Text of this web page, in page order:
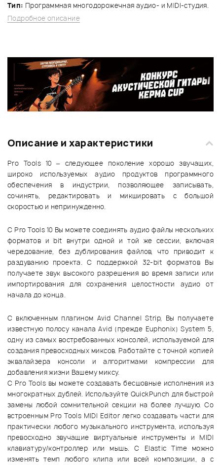
Тип: Программная многодорожечная аудио- и MIDI-студия.
Подробное описание
Описание и характеристики
Pro Tools 10 – следующее поколение хорошо звучащих,
широко используемых аудио продуктов программного
обеспечения в индустрии, позволяющее записывать,
сочинять, редактировать и микшировать с большой
скоростью и непринужденно.
С Pro Tools 10 Вы можете соединять аудио файлы нескольких
форматов и bit внутри одной и той же сессии, включая
чередование, без дублирования файлов, что приводит к
раздуванию проекта. С поддержкой 32-bit форматов Вы
получаете звук высокого разрешения во время записи или
импортирования для сохранения целостности аудио от
начала до конца.
С включенным плагином Avid Channel Strip, Вы получаете
известную полосу канала Avid (прежде Euphonix) System 5,
одну из самых востребованных консолей, используемой для
создания превосходных миксов. Работайте с точной копией
эквалайзера консоли и алгоритмами компрессии для
добавления жизни Вашему миксу.
С Pro Tools вы можете создавать бесшовные исполнения из
многократных дублей. Используйте QuickPunch для быстрой
замены любой сомнительной секции на более лучшую. Со
встроенным Pro Tools MIDI Editor легко создавать части для
практически любого музыкального инструмента, используя
превосходно звучащие виртуальные инструменты и MIDI
клавиатуру/контроллер или мышь. С Elastic Time можно
изменять темп любого клипа или всей композиции, а с